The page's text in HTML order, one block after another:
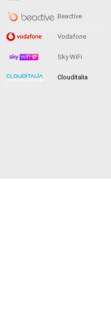
Beactive
Vodafone
Sky WiFi
Clouditalia